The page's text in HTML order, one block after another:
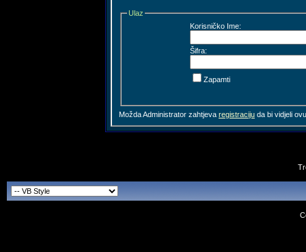
Ulaz
Korisničko Ime:
Šifra:
Zapamti
Možda Administrator zahtjeva registraciju da bi vidjeli